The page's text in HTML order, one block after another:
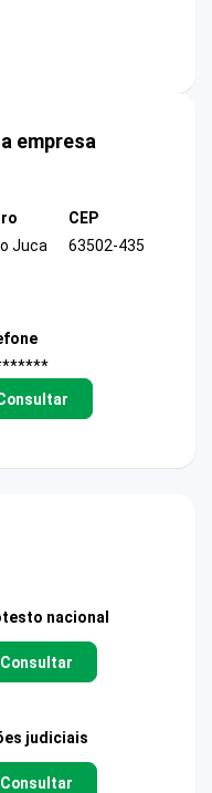
empresa
Juca
CEP
63502-435
nacional
Consultar
judiciais
Consultar